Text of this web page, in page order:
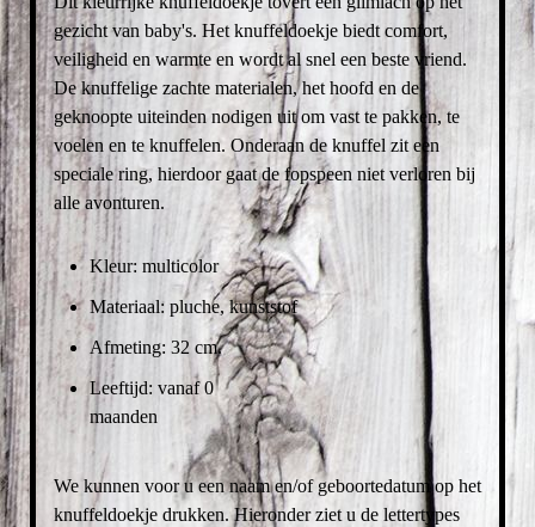
gezicht van baby's. Het knuffeldoekje biedt comfort,
veiligheid en warmte en wordt al snel een beste vriend.
De knuffelige zachte materialen, het hoofd en de
geknoopte uiteinden nodigen uit om vast te pakken, te
voelen en te knuffelen. Onderaan de knuffel zit een
speciale ring, hierdoor gaat de fopspeen niet verloren bij
alle avonturen.
Kleur: multicolor
Materiaal: pluche, kunststof
Afmeting: 32 cm.
Leeftijd: vanaf 0
maanden
We kunnen voor u een naam en/of geboortedatum op het
knuffeldoekje drukken. Hieronder ziet u de lettertypes